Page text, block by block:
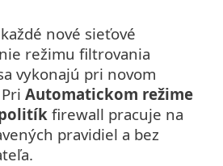
nové sieťové
režimu filtrovania
vykonajú pri novom
Automatickom režime
firewall pracuje na
pravidiel a bez